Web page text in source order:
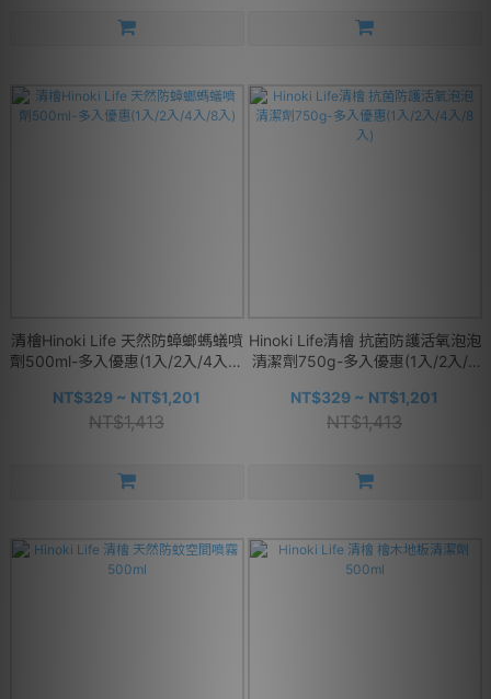
清檜Hinoki Life 天然防蟑螂螞蟻噴
劑500ml-多入優惠(1入/2入/4入/8
NT$329 ~ NT$1,201
NT$1,413
Hinoki Life清檜 抗菌防護活氧泡泡
清潔劑750g-多入優惠(1入/2入/4
NT$329 ~ NT$1,201
NT$1,413